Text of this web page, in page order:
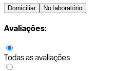
Domiciliar No laboratório
Avaliações:
Todas as avaliações